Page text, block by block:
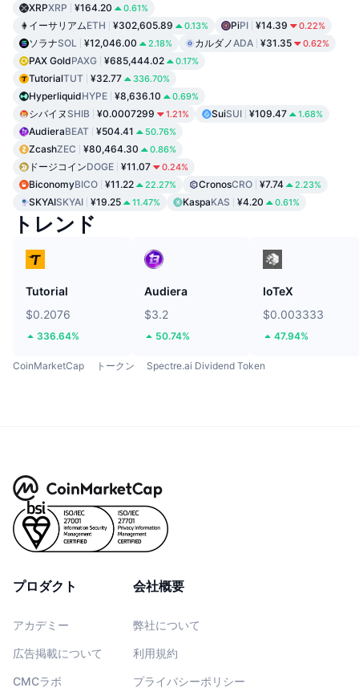
XRPXRP ¥164.20 0.61%
イーサリアムETH ¥302,605.89 0.13% PiPI ¥14.39 0.22%
ソラナSOL ¥12,046.00 2.18% カルダノADA ¥31.35 0.62%
PAX GoldPAXG ¥685,444.02 0.17%
TutorialTUT ¥32.77 336.70%
HyperliquidHYPE ¥8,636.10 0.69%
シバイヌ SHIB ¥0.0007299 1.21% SuiSUI ¥109.47 1.68%
AudieraBEAT ¥504.41 50.76%
ZcashZEC ¥80,464.30 0.86%
ドージコインDOGE ¥11.07 0.24%
BiconomyBICO ¥11.22 22.27% CronosCRO ¥7.74 2.23%
SKYAISKYAI ¥19.25 11.47% KaspaKAS ¥4.20 0.61%
トレンド
Tutorial
$0.2076
336.64%
Audiera
$3.2
50.74%
IoTeX
$0.003333
47.94%
CoinMarketCap トークン Spectre.ai Dividend Token
プロダクト
アカデミー
広告掲載について
CMCラボ
会社概要
弊社について
利用規約
プライバシーポリシー